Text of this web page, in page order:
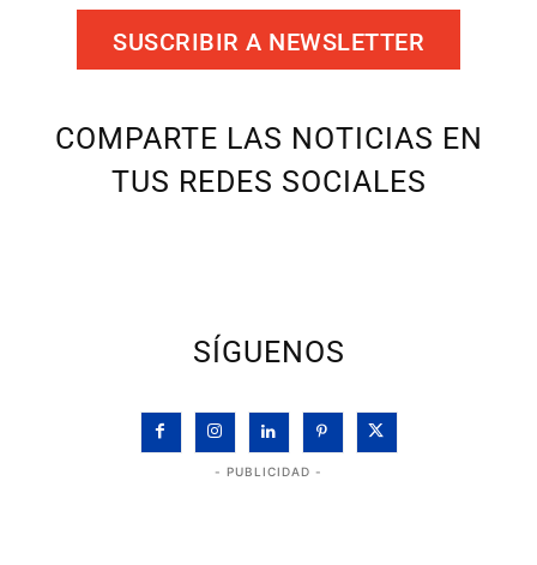
SUSCRIBIR A NEWSLETTER
COMPARTE LAS NOTICIAS EN
TUS REDES SOCIALES
SÍGUENOS
- PUBLICIDAD -